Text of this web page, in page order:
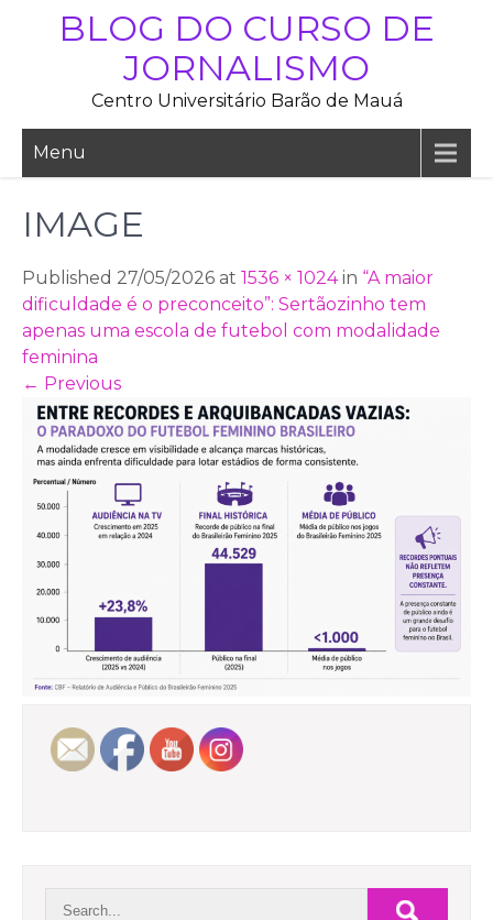
BLOG DO CURSO DE
JORNALISMO
Centro Universitário Barão de Mauá
Menu
IMAGE
Published 27/05/2026 at 1536 × 1024in “A maior
dificuldade é o preconceito”: Sertãozinho tem
apenas uma escola de futebol com modalidade
feminina
← Previous